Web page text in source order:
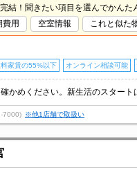
結！聞きたい項目を選んでかんた
費用
空室情報 これと似た
家賃の55%以下 オンライン相談可能
7000) ※他1店舗で取扱い